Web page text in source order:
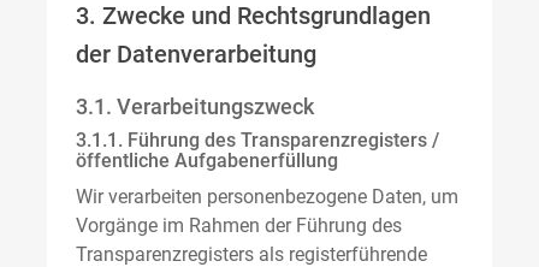
3. Zwecke und Rechtsgrundlagen
der Datenverarbeitung
3.1. Verarbeitungszweck
3.1.1. Führung des Transparenzregisters /
öffentliche Aufgabenerfüllung
Wir verarbeiten personenbezogene Daten, um
Vorgänge im Rahmen der Führung des
Transparenzregisters als registerführende